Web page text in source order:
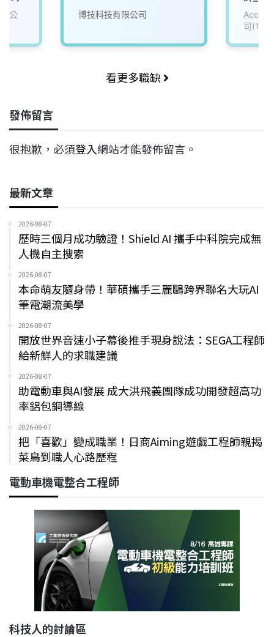
公 博技科技有限公司
司
看更多職缺
發佈留言
很抱歉，必須登入網站才能發佈留言。
最新文章
2026-08-07
歷時三個月成功驗證！Shield AI 攜手中科院完成無
人機自主搜索
2026-08-07
本命萌友隨身帶！華碩攜手三麗鷗跨界聯名大玩AI
筆電潮流美學
2026-08-07
開放世界音速小子幕後推手現身說法：SEGA工程師
給新鮮人的求職建議
2026-08-07
助電動車與AI發展 成大洪飛義團隊成功開發超高功
率鋁包銅導線
2026-08-07
把「喜歡」變成職業！日商Aiming遊戲工程師親揭
菜鳥到職人心路歷程
電動車機電整合工程師
科技人的討論區